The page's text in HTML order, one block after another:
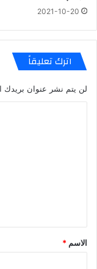
2021-10-20
اترك تعليقاً
لن يتم نشر عنوان بريدك
*
الاسم *